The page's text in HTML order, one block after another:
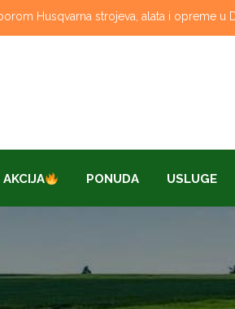
Husqvarna strojeva, alata i opreme u
AKCIJA PONUDA USLUGE